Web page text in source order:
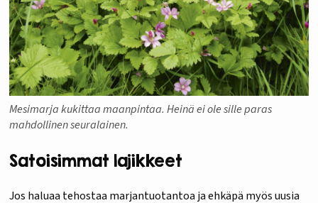
Mesimarja kukittaa maanpintaa. Heinä ei ole sille paras
mahdollinen seuralainen.
Satoisimmat lajikkeet
Jos haluaa tehostaa marjantuotantoa ja ehkäpä myös uusia